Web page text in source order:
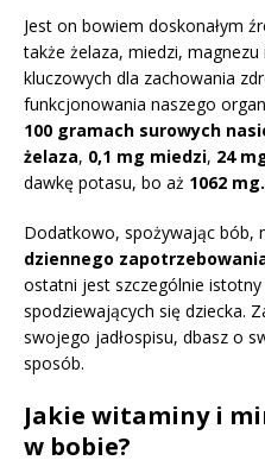
Jest on bowiem doskonałym
także żelaza, miedzi,
kluczowych dla zachowania
funkcjonowania naszego
100 gramach surowych
żelaza, 0,1 mg miedzi, 24
dawkę potasu, bo aż 1062 mg.
Dodatkowo, spożywając bób,
dziennego
ostatni jest szczególnie
spodziewających się dziecka.
swojego jadłospisu, dbasz o
sposób.
Jakie witaminy i
w bobie?